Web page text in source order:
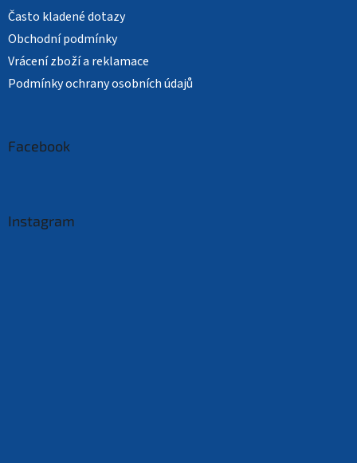
Často kladené dotazy
Obchodní podmínky
Vrácení zboží a reklamace
Podmínky ochrany osobních údajů
Facebook
Instagram